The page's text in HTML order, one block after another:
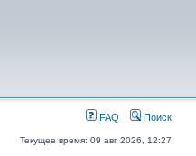
FAQ Поиск
Текущее время: 09 авг 2026, 12:27